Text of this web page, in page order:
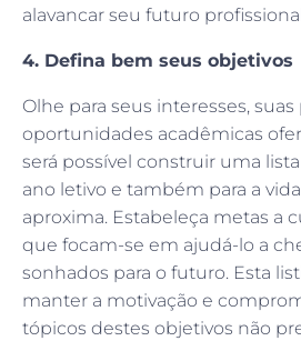
alavancar seu futuro
4. Defina bem seus objetivos
Olhe para seus interesses,
oportunidades acadêmicas
será possível construir uma
ano letivo e também para a
aproxima. Estabeleça metas a
que focam-se em ajudá-lo a
sonhados para o futuro. Esta
manter a motivação e
tópicos destes objetivos não